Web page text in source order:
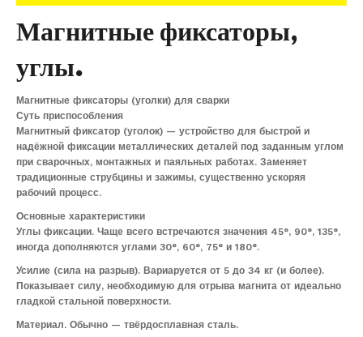
Магнитные фиксаторы,
углы.
Магнитные фиксаторы (уголки) для сварки
Суть приспособления
Магнитный фиксатор (уголок) — устройство для быстрой и
надёжной фиксации металлических деталей под заданным углом
при сварочных, монтажных и паяльных работах. Заменяет
традиционные струбцины и зажимы, существенно ускоряя
рабочий процесс.
Основные характеристики
Углы фиксации. Чаще всего встречаются значения 45°, 90°, 135°,
иногда дополняются углами 30°, 60°, 75° и 180°.
Усилие (сила на разрыв). Вариаруется от 5 до 34 кг (и более).
Показывает силу, необходимую для отрыва магнита от идеально
гладкой стальной поверхности.
Материал. Обычно — твёрдосплавная сталь.